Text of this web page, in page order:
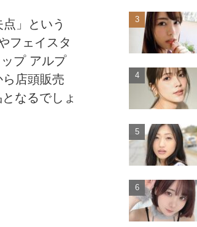
」という
フェイスタ
プ アルプ
店頭販売
なるでしょ